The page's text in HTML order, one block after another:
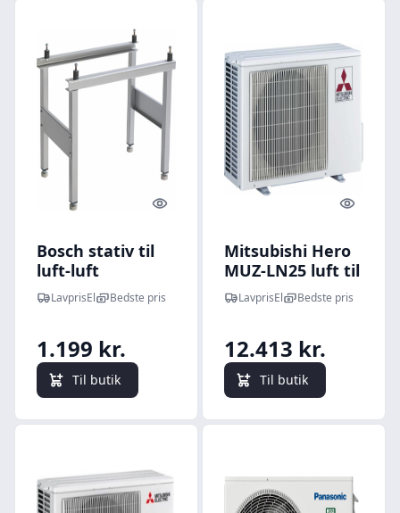
Quick look
Bosch stativ til
luft-luft
varmepumpe
udedel
LavprisEl Bedste pris
1.199 kr.
Til butik
Quick
Mitsubishi Hero
MUZ-LN25 luft til
luft
varmepumpe,
LavprisEl Bedste pris
12.413 kr.
Til butik